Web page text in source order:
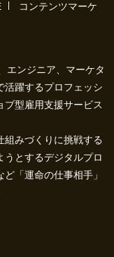
コンテンツマーケ
エンジニア、マーケタ
活躍するプロフェッシ
ブ型雇用支援サービス
組みづくりに挑戦する
うとするデジタルプロ
「運命の仕事相手」